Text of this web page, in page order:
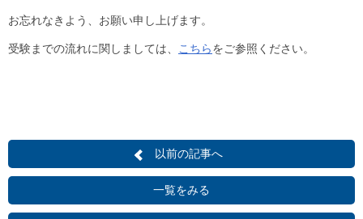
お忘れなきよう、お願い申し上げます。
受験までの流れに関しましては、 こちらをご参照ください。
以前の記事へ
一覧をみる